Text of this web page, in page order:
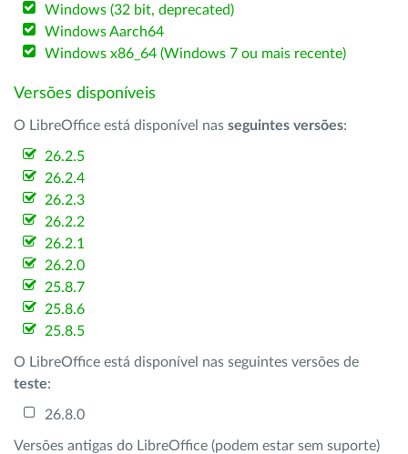
Windows (32 bit, deprecated)
Windows Aarch64
Windows x86_64 (Windows 7 ou mais recente)
Versões disponíveis
O LibreOffice está disponível nas seguintes versões:
26.2.5
26.2.4
26.2.3
26.2.2
26.2.1
26.2.0
25.8.7
25.8.6
25.8.5
O LibreOffice está disponível nas seguintes versões de
teste:
26.8.0
Versões antigas do LibreOffice (podem estar sem suporte)